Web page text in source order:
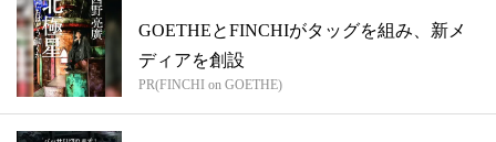
GOETHEとFINCHIがタッグを組み、新メ
ディアを創設
PR(FINCHI on GOETHE)